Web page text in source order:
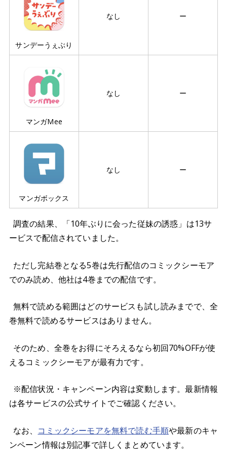
サンデーうぇぶり
なし ー
マンガMee
なし ー
マンガボックス
なし ー
調査の結果、「10年ぶりに会った従妹の誘惑」は13サ
ービスで配信されていました。
ただし完結巻となる5巻は先行配信のコミックシーモア
でのみ読め、他社は4巻までの配信です。
無料で読める範囲はどのサービスも試し読みまでで、全
巻無料で読めるサービスはありません。
そのため、全巻をお得にそろえるなら初回70%OFFが使
えるコミックシーモアが最有力です。
※配信状況・キャンペーン内容は変動します。最新情報
は各サービスの公式サイトでご確認ください。
なお、 コミックシーモアを無料で読む手順や最新のキャ
ンペーン情報は別記事で詳しくまとめています。